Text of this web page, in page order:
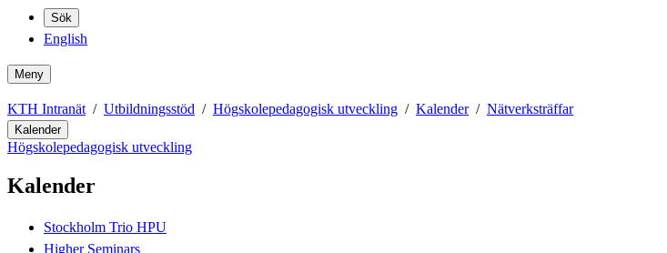
Sök
English
Meny
KTH Intranät Utbildningsstöd Högskolepedagogisk utveckling Kalender Nätverksträffar
Kalender
Högskolepedagogisk utveckling
Kalender
Stockholm Trio HPU
Higher Seminars